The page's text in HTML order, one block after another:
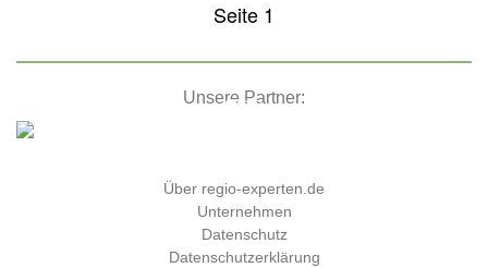
Seite 1
Unsere Partner:
Über regio-experten.de
Unternehmen
Datenschutz
Datenschutzerklärung